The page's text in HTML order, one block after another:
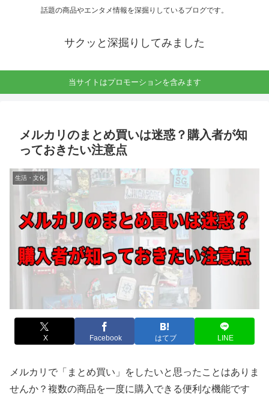
話題の商品やエンタメ情報を深掘りしているブログです。
サクッと深掘りしてみました
当サイトはプロモーションを含みます
メルカリのまとめ買いは迷惑？購入者が知
っておきたい注意点
生活・文化
X Facebook はてブ LINE
メルカリで「まとめ買い」をしたいと思ったことはありま
せんか？複数の商品を一度に購入できる便利な機能です